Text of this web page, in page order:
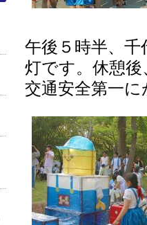
午後５時半、
灯です。休憩
交通安全第一